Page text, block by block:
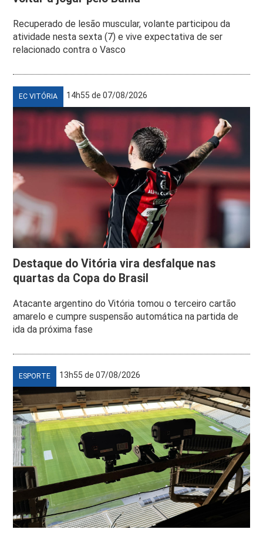
Recuperado de lesão muscular, volante participou da
atividade nesta sexta (7) e vive expectativa de ser
relacionado contra o Vasco
EC VITÓRIA 14h55 de 07/08/2026
Destaque do Vitória vira desfalque nas
quartas da Copa do Brasil
Atacante argentino do Vitória tomou o terceiro cartão
amarelo e cumpre suspensão automática na partida de
ida da próxima fase
ESPORTE 13h55 de 07/08/2026